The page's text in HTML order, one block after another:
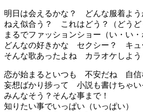
明日は会えるかな？ どんな服着よう
ねえ似合う？ これはどう？（どうど
まるでファッションショー（い・い・
どんなの好きかな セクシー？ キュ
そんな歌あったよね カラオケしよう
恋が始まるといつも 不安だね 自信
妄想ばかり捗って 小説も書けちゃい
みんなそう？そんな事まで！
知りたい事でいっぱい（いっぱい）